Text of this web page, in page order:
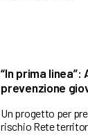
“In prima
prevenzione
Un progetto per
rischio Rete